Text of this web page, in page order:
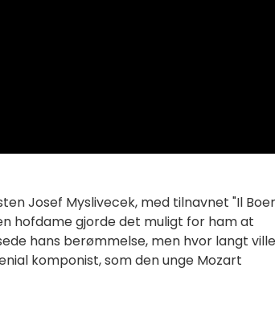
Josef Myslivecek, med tilnavnet "Il
hofdame gjorde det muligt for ham at
hans berømmelse, men hvor langt ville
komponist, som den unge Mozart